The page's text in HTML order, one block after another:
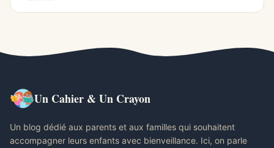
Un Cahier & Un Crayon
Un blog dédié aux parents et aux familles qui souhaitent
accompagner leurs enfants avec bienveillance. Ici, on parle